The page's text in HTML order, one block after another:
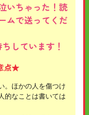
いちゃった！読
ムで送ってくだ
しています！
点★
。ほかの人を傷つけ
的なことは書いては